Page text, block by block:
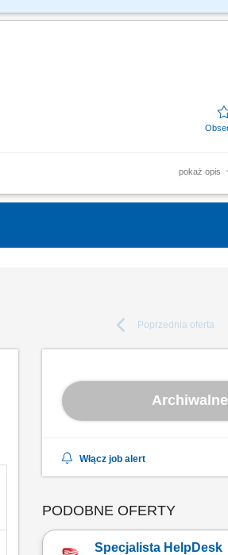
oraz sterowania AV nadzór i
pokaż opis
oraz dostępów użytkowników.
Poprzednia oferta
Archiwalne
Włącz job alert
PODOBNE OFERTY
Specjalista HelpDesk